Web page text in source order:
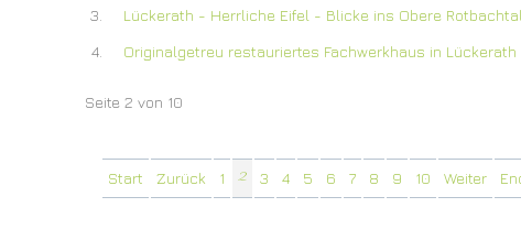
Lückerath - Herrliche Eifel - Blicke ins Obere
Originalgetreu restauriertes Fachwerkhaus in Lückerath
Seite 2 von 10
Start Zurück 1 2 3 4 5 6 7 8 9 10 Weiter